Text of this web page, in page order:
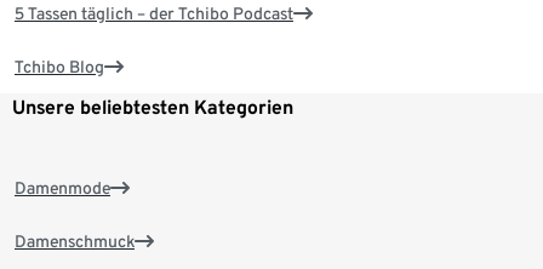
5 Tassen täglich – der Tchibo Podcast
Tchibo Blog
Unsere beliebtesten Kategorien
Damenmode
Damenschmuck